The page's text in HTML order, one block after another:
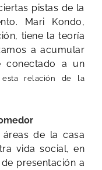
pistas de la
Mari Kondo,
tiene la teoría
a acumular
conectado a un
relación de la
áreas de la casa
vida social, en
presentación a